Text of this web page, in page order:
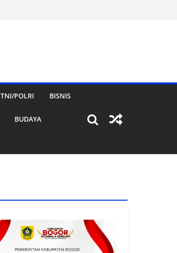
TNI/POLRI BISNIS
BUDAYA